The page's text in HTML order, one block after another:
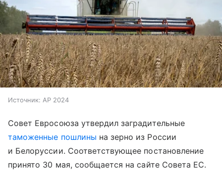
Источник: AP 2024
Совет Евросоюза утвердил заградительные
таможенные пошлины на зерно из России
и Белоруссии. Соответствующее постановление
принято 30 мая, сообщается на сайте Совета ЕС.